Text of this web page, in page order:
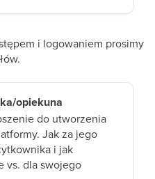
i logowaniem prosimy
opiekuna
do utworzenia
Jak za jego
i jak
vs. dla swojego